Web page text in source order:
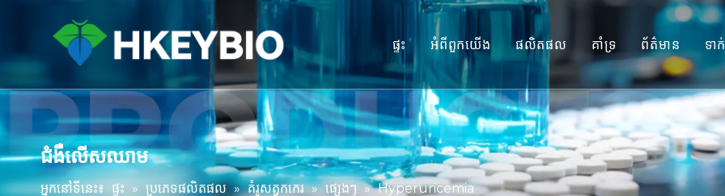
ផ្ទះ អំពីពួកយើង ផលិតផល
ម៉ូដែល Primate មិនមែនមនុស្ស (NHP)
គំរូសត្វកកេរ
ជាលិកាមនុស្ស និងម៉ូដែល Ex Vivo
ការវាយតម្លៃប្រសិទ្ធភាពរួមបញ្ចូលគ្នា
គាំទ្រ
សេវាកម្ម
ទាញយក
សំណួរគេសួរញឹកញាប់
សក្ខីកម្មរបស់អតិថិជន
ព័ត៌មាន ទា
ជំងឺលើសឈាម
អ្នកនៅទីនេះ៖ ផ្ទះ » ប្រភេទផលិតផល » គំរូសត្វកកេរ » ផ្សេងៗ » Hyperuricemia